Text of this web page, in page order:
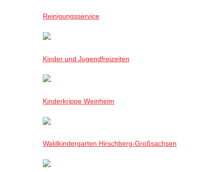
Reinigungsservice
Kinder und Jugendfreizeiten
Kinderkrippe Weinheim
Waldkindergarten Hirschberg-Großsachsen